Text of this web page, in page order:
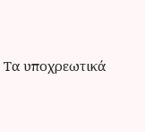
Τα υποχρεωτικά